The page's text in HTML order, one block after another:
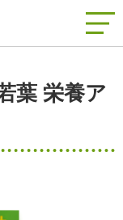
葉 栄養ア